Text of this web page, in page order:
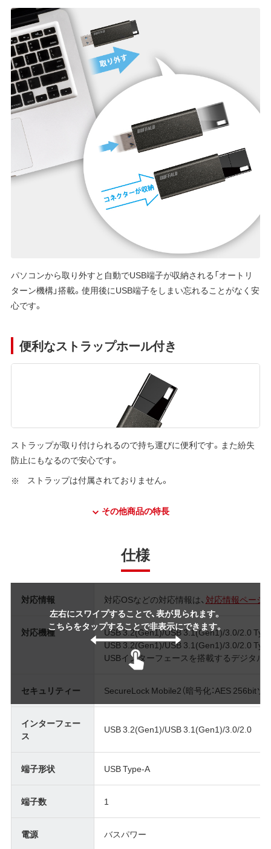
パソコンから取り外すと自動でUSB端子が収納される「オートリ
ターン機構」搭載。使用後にUSB端子をしまい忘れることがなく安
心です。
便利なストラップホール付き
ストラップが取り付けられるので持ち運びに便利です。また紛失
防止にもなるので安心です。
ストラップは付属されておりません。
その他商品の特長
仕様
左右にスワイプすることで、表が見られます。
こちらをタップすることで非表示にできます。
対応情報 対応OSなどの対応情報は、 対応情報ページ
対応機種
USB 3.2(Gen1)/USB 3.1(Gen1)/3.0/2.0
USB 3.2(Gen1)/USB 3.1(Gen1)/3.0/2.0
USBインターフェースを搭載するデジタル
セキュリティー SecureLock Mobile2（暗号化：AES 256bitソ
インターフェー
ス
USB 3.2(Gen1)/USB 3.1(Gen1)/3.0/2.0
端子形状 USB Type-A
端子数 1
電源 バスパワー